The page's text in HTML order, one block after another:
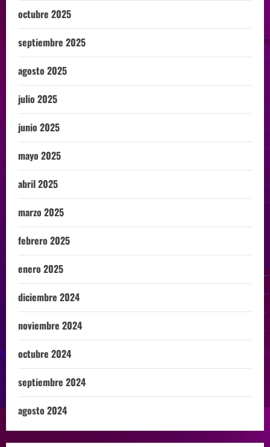
octubre 2025
septiembre 2025
agosto 2025
julio 2025
junio 2025
mayo 2025
abril 2025
marzo 2025
febrero 2025
enero 2025
diciembre 2024
noviembre 2024
octubre 2024
septiembre 2024
agosto 2024